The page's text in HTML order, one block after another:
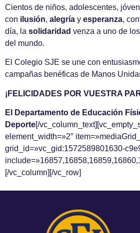
Cientos de niños, adolescentes,
con ilusión, alegría y esperanza,
día, la solidaridad venza a uno de
del mundo.
El Colegio SJE se une con
campañas benéficas de Manos
¡FELICIDADES POR VUESTRA
El Departamento de Educación
Deporte[/
element_width=»2″
grid_id=»vc_gid:1572589801630-
[/vc_column][/vc_row]